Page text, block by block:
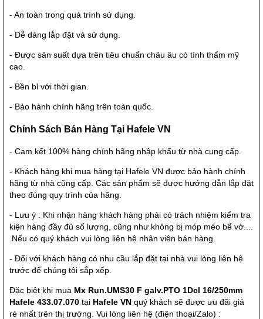
- An toàn trong quá trình sử dụng.
- Dễ dàng lắp đặt và sử dụng.
- Được sản suất dựa trên tiêu chuẩn châu âu có tính thẩm mỹ
cao.
- Bền bỉ với thời gian.
- Bảo hành chính hãng trên toàn quốc.
Chính Sách Bán Hàng Tại Hafele VN
- Cam kết 100% hàng chính hãng nhập khẩu từ nhà cung cấp.
- Khách hàng khi mua hàng tại Hafele VN được bảo hành chính
hãng từ nhà cũng cấp. Các sản phẩm sẽ được hướng dẫn lắp đặt
theo đúng quy trình của hãng.
- Lưu ý : Khi nhận hàng khách hàng phải có trách nhiệm kiểm tra
kiện hàng đầy đủ số lượng, cũng như không bị móp méo bể vở....
.Nếu có quý khách vui lòng liên hệ nhân viên bán hàng.
- Đối với khách hàng có nhu cầu lắp đặt tại nhà vui lòng liên hệ
trước để chúng tôi sắp xếp.
Đặc biệt khi mua Mx Run.UMS30 F galv.PTO 1Dcl 16/250mm
Hafele 433.07.070 tại Hafele VN quý khách sẽ được ưu đãi giá
rẻ nhất trên thị trường. Vui lòng liên hệ (điện thoại/Zalo) :